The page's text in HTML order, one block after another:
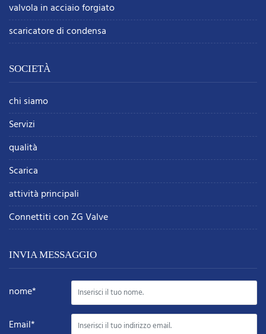
valvola in acciaio forgiato
scaricatore di condensa
SOCIETÀ
chi siamo
Servizi
qualità
Scarica
attività principali
Connettiti con ZG Valve
INVIA MESSAGGIO
nome*
Email*